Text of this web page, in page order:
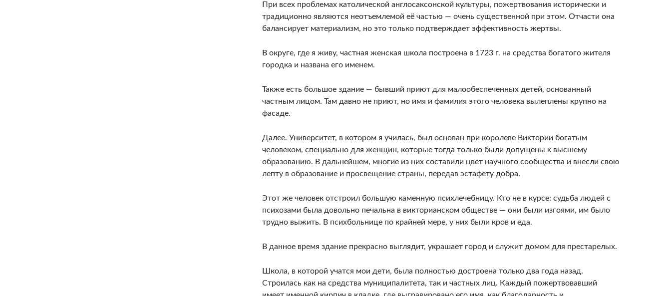
При всех проблемах католической англосаксонской культуры, пожертвования исторически и
традиционно являются неотъемлемой её частью — очень существенной при этом. Отчасти она
балансирует материализм, но это только подтверждает эффективность жертвы.
В округе, где я живу, частная женская школа построена в 1723 г. на средства богатого жителя
городка и названа его именем.
Также есть большое здание — бывший приют для малообеспеченных детей, основанный
частным лицом. Там давно не приют, но имя и фамилия этого человека вылеплены крупно на
фасаде.
Далее. Университет, в котором я училась, был основан при королеве Виктории богатым
человеком, специально для женщин, которые тогда только были допущены к высшему
образованию. В дальнейшем, многие из них составили цвет научного сообщества и внесли свою
лепту в образование и просвещение страны, передав эстафету добра.
Этот же человек отстроил большую каменную психлечебницу. Кто не в курсе: судьба людей с
психозами была довольно печальна в викторианском обществе — они были изгоями, им было
трудно выжить. В психбольнице по крайней мере, у них были кров и еда.
В данное время здание прекрасно выглядит, украшает город и служит домом для престарелых.
Школа, в которой учатся мои дети, была полностью достроена только два года назад.
Строилась как на средства муниципалитета, так и частных лиц. Каждый пожертвовавший